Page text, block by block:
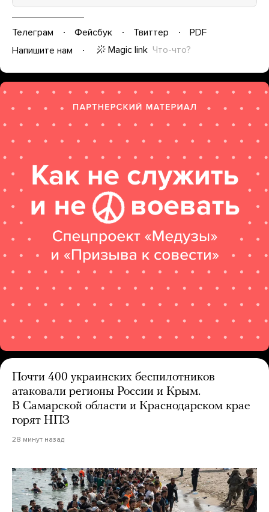
Телеграм Фейсбук Твиттер
PDF
Напишите нам
Magic link Что-что?
Почти 400 украинских беспилотников
атаковали регионы России и Крым.
В Самарской области и Краснодарском крае
горят НПЗ
28 минут назад